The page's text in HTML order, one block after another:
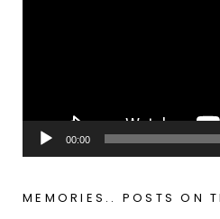
00:00
MEMORIES.. POSTS ON